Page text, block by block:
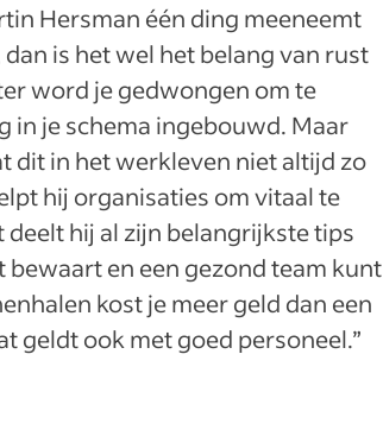
Hersman één ding meeneemt
is het wel het belang van rust
word je gedwongen om te
in je schema ingebouwd. Maar
dit in het werkleven niet altijd zo
hij organisaties om vitaal te
hij al zijn belangrijkste tips
en een gezond team kunt
kost je meer geld dan een
geldt ook met goed personeel.”